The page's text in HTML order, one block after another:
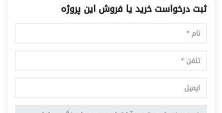
ثبت درخواست خرید یا فروش این پروژه